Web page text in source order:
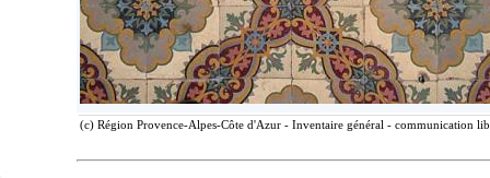
(c) Région Provence-Alpes-Côte d'Azur - Inventaire général - communication